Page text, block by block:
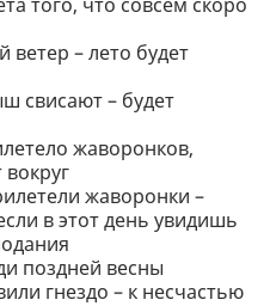
– лето будет
свисают – будет
жаворонков,
жаворонки –
в этот день увидишь
поздней весны
гнездо – к несчастью